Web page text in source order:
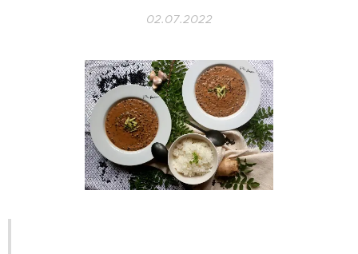
02.07.2022